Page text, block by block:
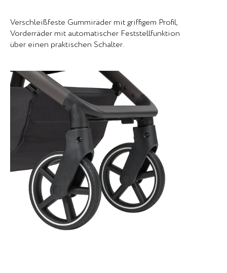
Verschleißfeste Gummiräder mit griffigem Profil,
Vorderräder mit automatischer Feststellfunktion
über einen praktischen Schalter.